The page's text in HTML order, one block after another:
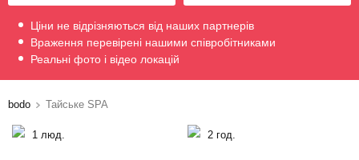
Ціни не відрізняються від наших партнерів
Враження перевірені нашими співробітниками
Реальні фото і відео локацій
bodo Тайське SPA
1 люд. 2 год.